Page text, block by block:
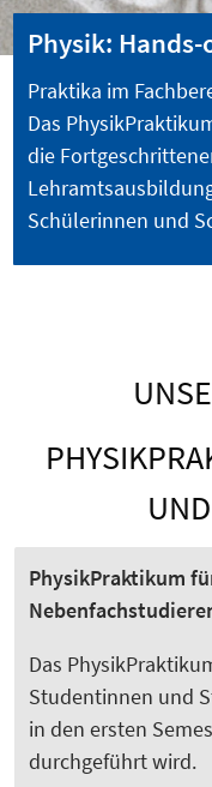
Physik:
Praktika im
Das
die
Schülerinnen und
PhysikPraktikum
Das
Studentinnen und
in den ersten
durchgeführt wird.